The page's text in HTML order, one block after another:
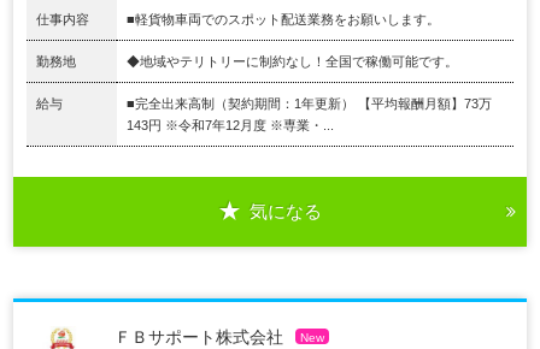
仕事内容 ■軽貨物車両でのスポット配送業務をお願いします。
勤務地 ◆地域やテリトリーに制約なし！全国で稼働可能です。
給与
■完全出来高制（契約期間：1年更新） 【平均報酬月額】73万
143円 ※令和7年12月度 ※専業・...
気になる
ＦＢサポート株式会社 New